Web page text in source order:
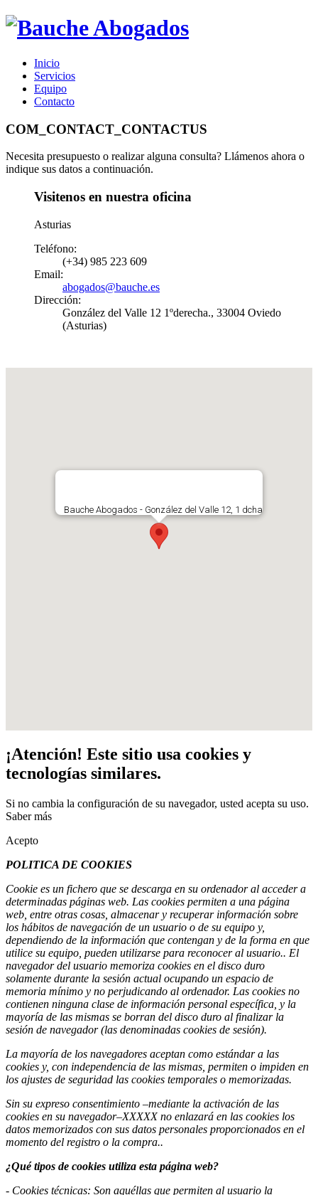
Inicio
Servicios
Equipo
Contacto
COM_CONTACT_CONTACTUS
Necesita presupuesto o realizar alguna consulta? Llámenos ahora o
indique sus datos a continuación.
Visitenos en nuestra oficina
Asturias
Teléfono:
(+34) 985 223 609
Email:
abogados@bauche.es
Dirección:
González del Valle 12 1ºderecha., 33004 Oviedo
(Asturias)
Bauche Abogados - González del Valle 12, 1 dcha
¡Atención! Este sitio usa cookies y
tecnologías similares.
Si no cambia la configuración de su navegador, usted acepta su uso.
Saber más
Acepto
POLITICA DE COOKIES
Cookie es un fichero que se descarga en su ordenador al acceder a
determinadas páginas web. Las cookies permiten a una página
web, entre otras cosas, almacenar y recuperar información sobre
los hábitos de navegación de un usuario o de su equipo y,
dependiendo de la información que contengan y de la forma en que
utilice su equipo, pueden utilizarse para reconocer al usuario.. El
navegador del usuario memoriza cookies en el disco duro
solamente durante la sesión actual ocupando un espacio de
memoria mínimo y no perjudicando al ordenador. Las cookies no
contienen ninguna clase de información personal específica, y la
mayoría de las mismas se borran del disco duro al finalizar la
sesión de navegador (las denominadas cookies de sesión).
La mayoría de los navegadores aceptan como estándar a las
cookies y, con independencia de las mismas, permiten o impiden en
los ajustes de seguridad las cookies temporales o memorizadas.
Sin su expreso consentimiento –mediante la activación de las
cookies en su navegador–XXXXX no enlazará en las cookies los
datos memorizados con sus datos personales proporcionados en el
momento del registro o la compra..
¿Qué tipos de cookies utiliza esta página web?
- Cookies técnicas: Son aquéllas que permiten al usuario la